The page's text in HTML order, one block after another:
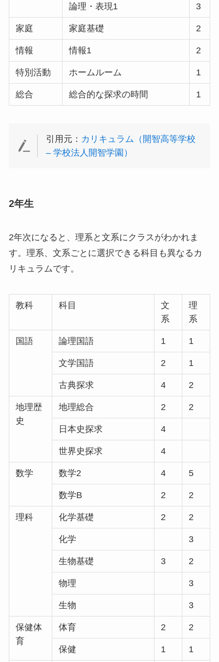
論理・表現1 3
家庭 家庭基礎 2
情報 情報1 2
特別活動 ホームルーム 1
総合 総合的な探求の時間 1
引用元： カリキュラム（開智高等学校
– 学校法人開智学園）
2年生
2年次になると、理系と文系にクラスがわかれま
す。理系、文系ごとに選択できる科目も異なるカ
リキュラムです。
教科 科目
文
系
理
系
国語 論理国語 1 1
文学国語 2 1
古典探求 4 2
地理歴
史
地理総合 2 2
日本史探求 4
世界史探求 4
数学 数学2 4 5
数学B 2 2
理科 化学基礎 2 2
化学 3
生物基礎 3 2
物理 3
生物 3
保健体
育
体育 2 2
保健 1 1